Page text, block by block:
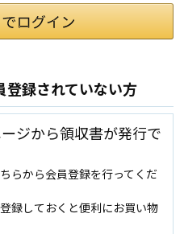
登録されていない方
ジから領収書が発行で
らから会員登録を行ってくだ
録しておくと便利にお買い物